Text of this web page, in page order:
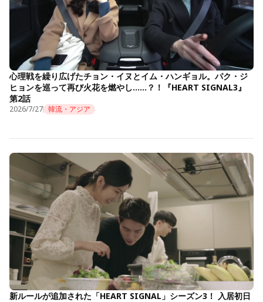
心理戦を繰り広げたチョン・イヌとイム・ハンギョル。パク・ジ
ヒョンを巡って再び火花を燃やし……？！『HEART SIGNAL3』
第2話
2026/7/27 韓流・アジア
新ルールが追加された「HEART SIGNAL」シーズン3！ 入居初日